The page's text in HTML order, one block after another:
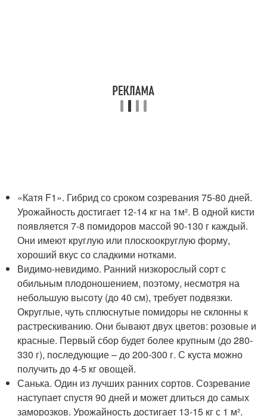
«Катя F1». Гибрид со сроком созревания 75-80 дней.
Урожайность достигает 12-14 кг на 1м². В одной кисти
появляется 7-8 помидоров массой 90-130 г каждый.
Они имеют круглую или плоскоокруглую форму,
хороший вкус со сладкими нотками.
Видимо-невидимо. Ранний низкорослый сорт с
обильным плодоношением, поэтому, несмотря на
небольшую высоту (до 40 см), требует подвязки.
Округлые, чуть сплюснутые помидоры не склонны к
растрескиванию. Они бывают двух цветов: розовые и
красные. Первый сбор будет более крупным (до 280-
330 г), последующие – до 200-300 г. С куста можно
получить до 4-5 кг овощей.
Санька. Один из лучших ранних сортов. Созревание
наступает спустя 90 дней и может длиться до самых
заморозков. Урожайность достигает 13-15 кг с 1 м².